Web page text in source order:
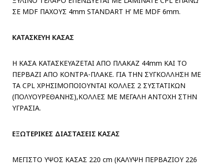
ΣΕ MDF ΠΑΧΟΥΣ 4mm STANDART H’ ME MDF 6mm.
ΚΑΤΑΣΚΕΥΗ ΚΑΣΑΣ
Η ΚΑΣΑ ΚΑΤΑΣΚΕΥΑΖΕΤΑΙ ΑΠΟ ΠΛΑΚΑΖ 44mm ΚΑΙ ΤΟ
ΠΕΡΒΑΖΙ ΑΠΟ ΚΟΝΤΡΑ-ΠΛΑΚΕ. ΓΙΑ ΤΗΝ ΣΥΓΚΟΛΛΗΣΗ ΜΕ
ΤΑ CPL ΧΡΗΣΙΜΟΠΟΙΟΥΝΤΑΙ ΚΟΛΛΕΣ 2 ΣΥΣΤΑΤΙΚΩΝ
(ΠΟΛΥΟΥΡΕΘΑΝΗΣ),ΚΟΛΛΕΣ ΜΕ ΜΕΓΑΛΗ ΑΝΤΟΧΗ ΣΤΗΝ
ΥΓΡΑΣΙΑ.
ΕΞΩΤΕΡΙΚΕΣ ΔΙΑΣΤΑΣΕΙΣ ΚΑΣΑΣ
ΜΕΓΙΣΤΟ ΥΨΟΣ ΚΑΣΑΣ 220 cm (ΚΑΛΥΨΗ ΠΕΡΒΑΖΙΟΥ 226